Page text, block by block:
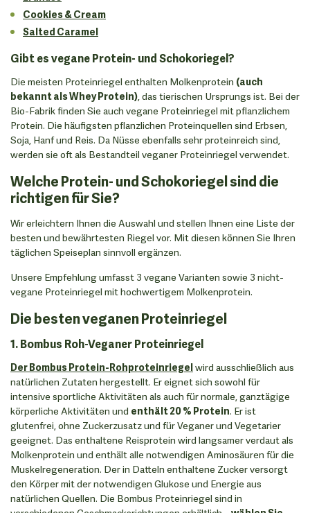
Cookies & Cream
Salted Caramel
Gibt es vegane Protein- und Schokoriegel?
Die meisten Proteinriegel enthalten Molkenprotein (auch
bekannt als Whey Protein) , das tierischen Ursprungs ist. Bei der
Bio-Fabrik finden Sie auch vegane Proteinriegel mit pflanzlichem
Protein. Die häufigsten pflanzlichen Proteinquellen sind Erbsen,
Soja, Hanf und Reis. Da Nüsse ebenfalls sehr proteinreich sind,
werden sie oft als Bestandteil veganer Proteinriegel verwendet.
Welche Protein- und Schokoriegel sind die
richtigen für Sie?
Wir erleichtern Ihnen die Auswahl und stellen Ihnen eine Liste der
besten und bewährtesten Riegel vor. Mit diesen können Sie Ihren
täglichen Speiseplan sinnvoll ergänzen.
Unsere Empfehlung umfasst 3 vegane Varianten sowie 3 nicht-
vegane Proteinriegel mit hochwertigem Molkenprotein.
Die besten veganen Proteinriegel
1. Bombus Roh-Veganer Proteinriegel
Der Bombus Protein-Rohproteinriegelwird ausschließlich aus
natürlichen Zutaten hergestellt. Er eignet sich sowohl für
intensive sportliche Aktivitäten als auch für normale, ganztägige
körperliche Aktivitäten und enthält 20 % Protein. Er ist
glutenfrei, ohne Zuckerzusatz und für Veganer und Vegetarier
geeignet. Das enthaltene Reisprotein wird langsamer verdaut als
Molkenprotein und enthält alle notwendigen Aminosäuren für die
Muskelregeneration. Der in Datteln enthaltene Zucker versorgt
den Körper mit der notwendigen Glukose und Energie aus
natürlichen Quellen. Die Bombus Proteinriegel sind in